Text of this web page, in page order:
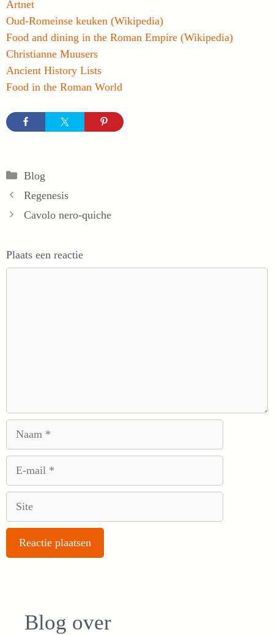
Artnet
Oud-Romeinse keuken (Wikipedia)
Food and dining in the Roman Empire (Wikipedia)
Christianne Muusers
Ancient History Lists
Food in the Roman World
Categorieën
Blog
Regenesis
Cavolo nero-quiche
Plaats een reactie
Blog over